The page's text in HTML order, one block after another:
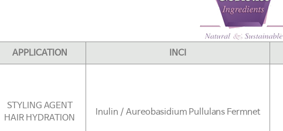
APPLICATION INCI
STYLING AGENT
HAIR HYDRATION
Inulin / Aureobasidium Pullulans Fermnet